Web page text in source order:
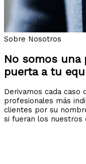
Sobre Nosotros
No somos una
puerta a tu
Derivamos cada caso
profesionales más
clientes por su
si fueran los nuestros